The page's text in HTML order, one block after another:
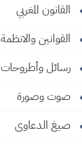
القانون المغربي
القوانين والانظمة
رسائل وأطروحات
صوت وصورة
صيغ الدعاوى